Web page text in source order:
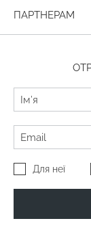
ПАРТНЕРАМ
Для неї